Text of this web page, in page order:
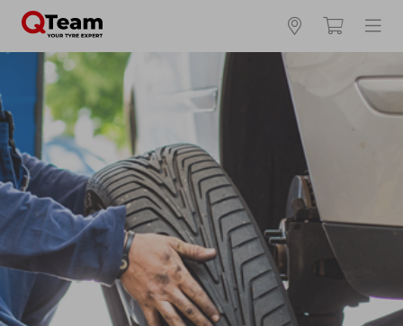
Kies en bestel uw banden online
Waar vind ik mijn bandenmaat?
Zomerbanden
4 seizoenen
Winterbanden
Breedte *
Hoogte *